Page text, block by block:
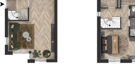
Aantal woonlagen
Voorzieningen
Isolatie